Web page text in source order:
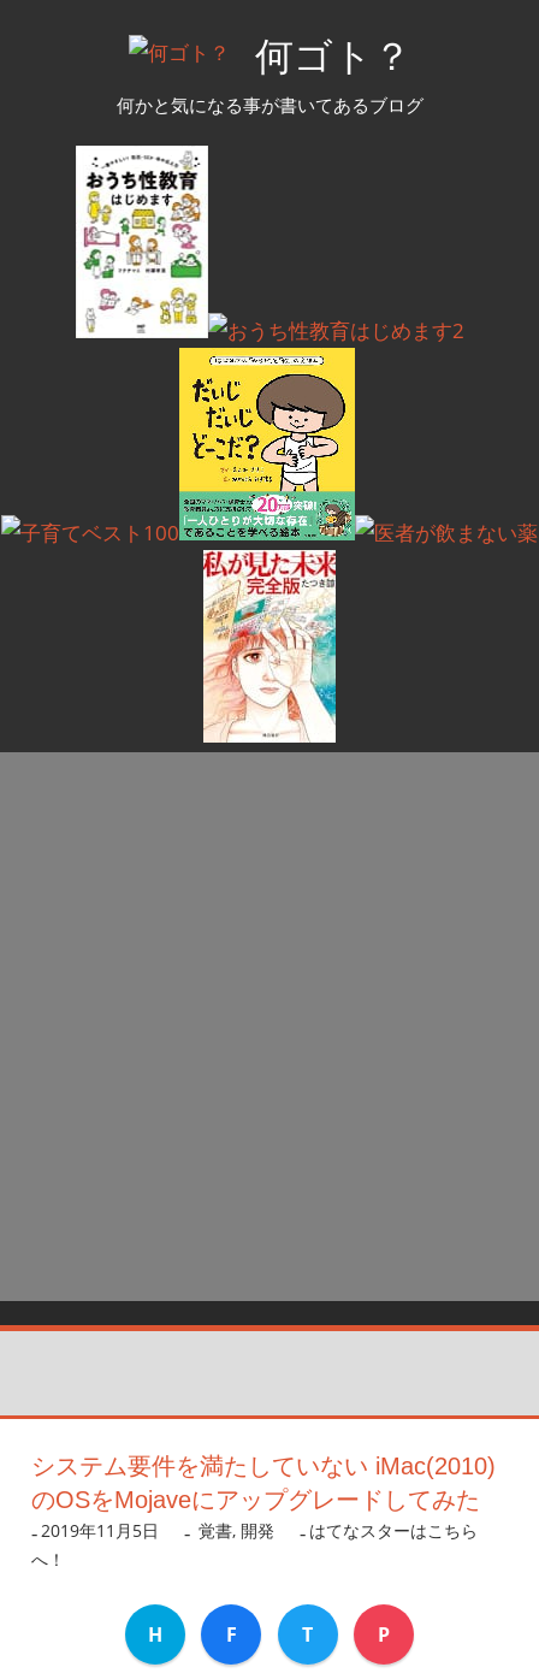
何ゴト？
何かと気になる事が書いてあるブログ
システム要件を満たしていない iMac(2010)
のOSをMojaveにアップグレードしてみた
2019年11月5日 nanigoto
覚書, 開発
はてなスターはこちら
へ！
H F T P